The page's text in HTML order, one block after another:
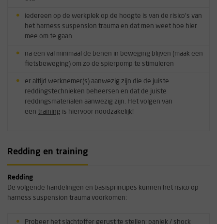
iedereen op de werkplek op de hoogte is van de risico's van
het harness suspension trauma en dat men weet hoe hier
mee om te gaan
na een val minimaal de benen in beweging blijven (maak een
fietsbeweging) om zo de spierpomp te stimuleren
er altijd werknemer(s) aanwezig zijn die de juiste
reddingstechnieken beheersen en dat de juiste
reddingsmaterialen aanwezig zijn. Het volgen van
een training is hiervoor noodzakelijk!
Redding en training
Redding
De volgende handelingen en basisprincipes kunnen het risico op
harness suspension trauma voorkomen:
Probeer het slachtoffer gerust te stellen: paniek / shock